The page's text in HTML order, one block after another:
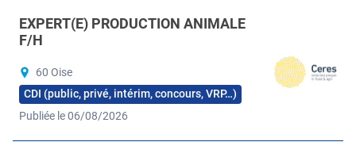
EXPERT(E) PRODUCTION ANIMALE
F/H
60 Oise
CDI (public, privé, intérim, concours, VRP…)
Publiée le 06/08/2026